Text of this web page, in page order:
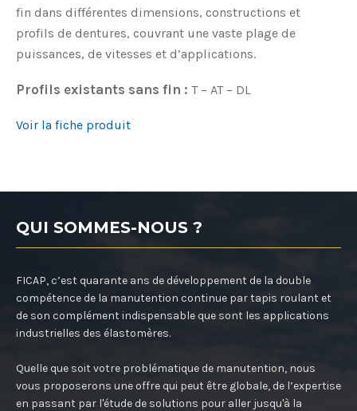
fin dans différentes dimensions, constructions et
profils de dentures, couvrant une vaste plage de
puissances, de vitesses et d’applications.
Profils existants sans fin : T – AT – DL
Voir la fiche produit
QUI SOMMES-NOUS ?
FICAP, c’est quarante ans de développement de la double
compétence de la manutention continue par tapis roulant et
de son complément indispensable que sont les applications
industrielles des élastomères.
Quelle que soit votre problématique de manutention, nous
vous proposerons une offre qui peut être globale, de l’expertise
en passant par l'étude de solutions pour aller jusqu'à la